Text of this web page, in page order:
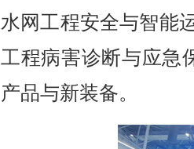
水网工程安全与智能
工程病害诊断与应急
产品与新装备。